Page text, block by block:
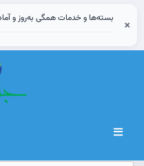
بسته‌ها و خدمات همگی به‌روز و ×
Переключить